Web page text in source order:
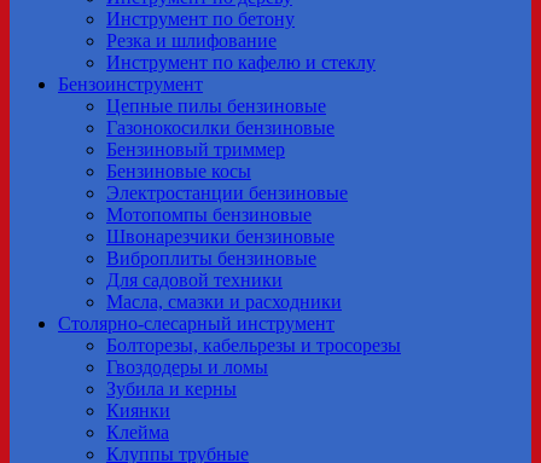
Инструмент по бетону
Резка и шлифование
Инструмент по кафелю и стеклу
Бензоинструмент
Цепные пилы бензиновые
Газонокосилки бензиновые
Бензиновый триммер
Бензиновые косы
Электростанции бензиновые
Мотопомпы бензиновые
Швонарезчики бензиновые
Виброплиты бензиновые
Для садовой техники
Масла, смазки и расходники
Столярно-слесарный инструмент
Болторезы, кабельрезы и тросорезы
Гвоздодеры и ломы
Зубила и керны
Киянки
Клейма
Клуппы трубные